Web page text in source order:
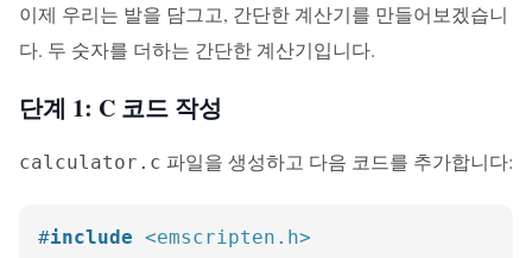
이제 우리는 발을 담그고, 간단한 계산기를 만들어보겠습니
다. 두 숫자를 더하는 간단한 계산기입니다.
단계 1: C 코드 작성
calculator.c 파일을 생성하고 다음 코드를 추가합니다:
#include <emscripten.h>